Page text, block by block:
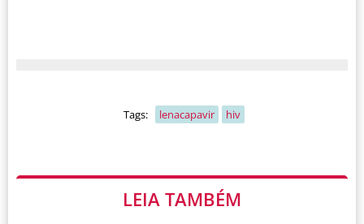
Tags: lenacapavir hiv
LEIA TAMBÉM